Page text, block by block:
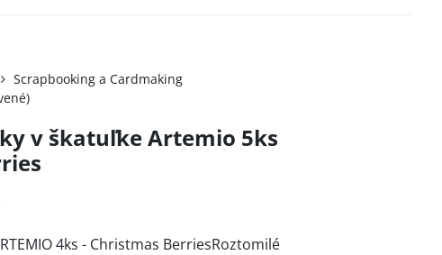
Scrapbooking a Cardmaking
v škatuľke Artemio 5ks
4ks - Christmas BerriesRoztomilé